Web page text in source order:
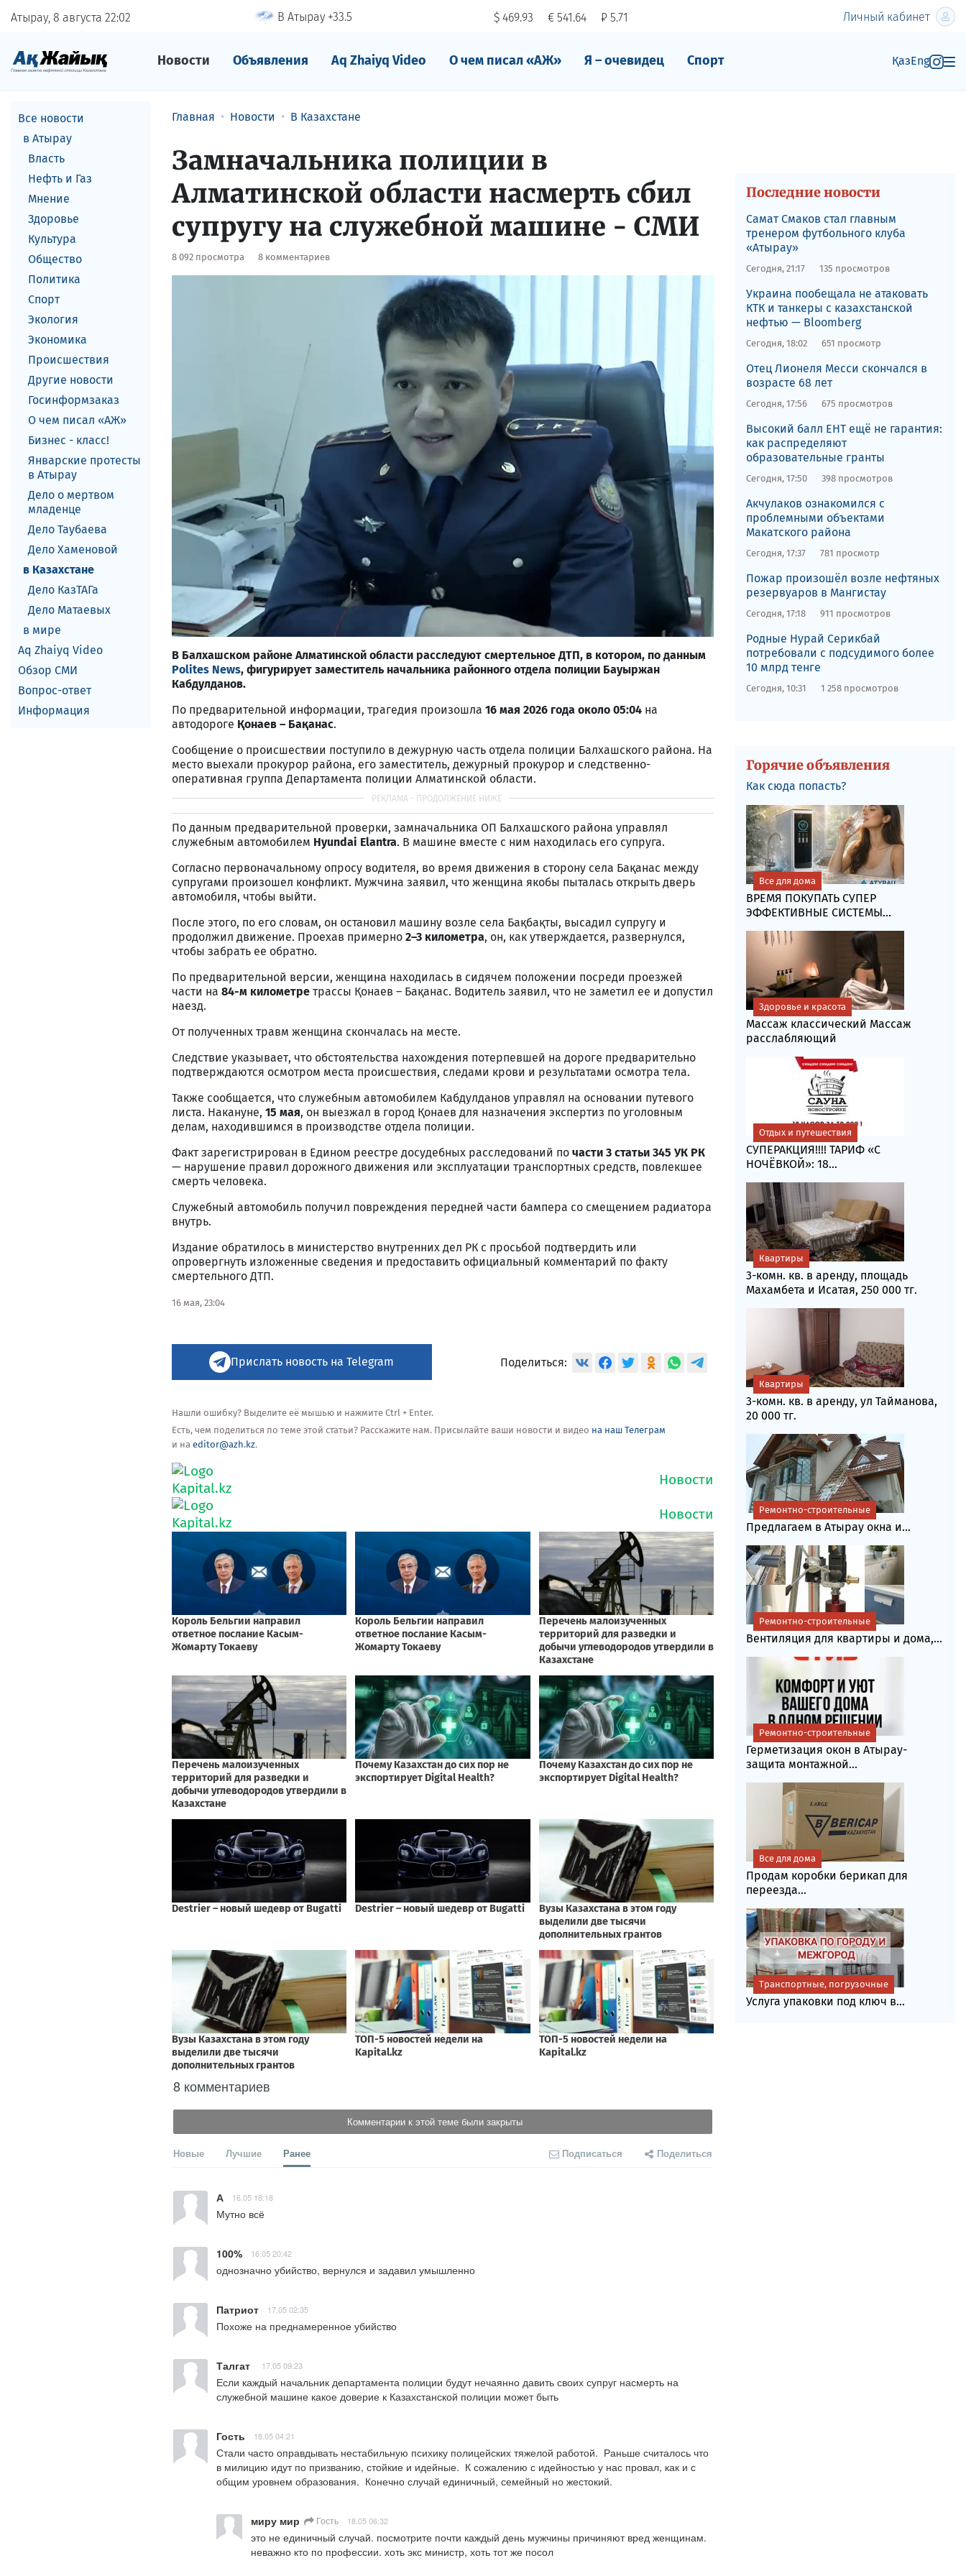
Атырау, 8 августа 22 02 В Атырау +33.5 $ 469.93 € 541.64 ₽ 5.71 Личный кабинет
Новости Объявления Aq Zhaiyq Video О чем писал «АЖ» Я – очевидец Спорт ҚазEng
Все новости
в Атырау
Власть
Нефть и Газ
Мнение
Здоровье
Культура
Общество
Политика
Спорт
Экология
Экономика
Происшествия
Другие новости
Госинформзаказ
О чем писал «АЖ»
Бизнес - класс!
Январские протесты
в Атырау
Дело о мертвом
младенце
Дело Таубаева
Дело Хаменовой
в Казахстане
Дело КазТАГа
Дело Матаевых
в мире
Aq Zhaiyq Video
Обзор СМИ
Вопрос-ответ
Информация
Главная Новости В Казахстане
​Замначальника полиции в
Алматинской области насмерть сбил
супругу на служебной машине - СМИ​
8 092 просмотра 8 комментариев
В Балхашском районе Алматинской области расследуют смертельное ДТП, в котором, по данным
Polites News, фигурирует заместитель начальника районного отдела полиции Бауыржан
Кабдулданов.
По предварительной информации, трагедия произошла 16 мая 2026 года около 05:04 на
автодороге Қонаев – Бақанас.
Сообщение о происшествии поступило в дежурную часть отдела полиции Балхашского района. На
место выехали прокурор района, его заместитель, дежурный прокурор и следственно-
оперативная группа Департамента полиции Алматинской области.
По данным предварительной проверки, замначальника ОП Балхашского района управлял
служебным автомобилем Hyundai Elantra. В машине вместе с ним находилась его супруга.
Согласно первоначальному опросу водителя, во время движения в сторону села Бақанас между
супругами произошел конфликт. Мужчина заявил, что женщина якобы пыталась открыть дверь
автомобиля, чтобы выйти.
После этого, по его словам, он остановил машину возле села Бақбақты, высадил супругу и
продолжил движение. Проехав примерно 2–3 километра, он, как утверждается, развернулся,
чтобы забрать ее обратно.
По предварительной версии, женщина находилась в сидячем положении посреди проезжей
части на 84-м километре трассы Қонаев – Бақанас. Водитель заявил, что не заметил ее и допустил
наезд.
От полученных травм женщина скончалась на месте.
Следствие указывает, что обстоятельства нахождения потерпевшей на дороге предварительно
подтверждаются осмотром места происшествия, следами крови и результатами осмотра тела.
Также сообщается, что служебным автомобилем Кабдулданов управлял на основании путевого
листа. Накануне, 15 мая, он выезжал в город Қонаев для назначения экспертиз по уголовным
делам, находившимся в производстве отдела полиции.
Факт зарегистрирован в Едином реестре досудебных расследований по части 3 статьи 345 УК РК
— нарушение правил дорожного движения или эксплуатации транспортных средств, повлекшее
смерть человека.
Служебный автомобиль получил повреждения передней части бампера со смещением радиатора
внутрь.
Издание обратилось в министерство внутренних дел РК с просьбой подтвердить или
опровергнуть изложенные сведения и предоставить официальный комментарий по факту
смертельного ДТП.
16 мая, 23:04
Прислать новость на Telegram Поделиться:
Нашли ошибку? Выделите её мышью и нажмите Ctrl + Enter.
Есть, чем поделиться по теме этой статьи? Расскажите нам. Присылайте ваши новости и видео на наш Телеграм
и на editor@azh.kz.
8 комментариев
Комментарии к этой теме были закрыты
Новые Лучшие Ранее Подписаться Поделиться
А 16.05 18:18
Мутно всё
100% 16.05 20:42
однозначно убийство, вернулся и задавил умышленно
Патриот 17.05 02:35
Похоже на преднамеренное убийство
Талгат 17.05 09:23
Если каждый начальник департамента полиции будут нечаянно давить своих супруг насмерть на
служебной машине какое доверие к Казахстанской полиции может быть
Гость 18.05 04:21
Стали часто оправдывать нестабильную психику полицейских тяжелой работой.  Раньше считалось что
в милицию идут по призванию, стойкие и идейные.  К сожалению с идейностью у нас провал, как и с
общим уровнем образования.  Конечно случай единичный, семейный но жестокий.
миру мир Гость 18.05 06:32
это не единичный случай. посмотрите почти каждый день мужчины причиняют вред женщинам.
неважно кто по профессии. хоть экс министр, хоть тот же посол
Последние новости
Самат Смаков стал главным
тренером футбольного клуба
«Атырау»
Сегодня, 21:17 135 просмотров
Украина пообещала не атаковать
КТК и танкеры с казахстанской
нефтью — Bloomberg
Сегодня, 18:02 651 просмотр
Отец Лионеля Месси скончался в
возрасте 68 лет
Сегодня, 17:56 675 просмотров
Высокий балл ЕНТ ещё не гарантия:
как распределяют
образовательные гранты
Сегодня, 17:50 398 просмотров
Акчулаков ознакомился с
проблемными объектами
Макатского района
Сегодня, 17:37 781 просмотр
Пожар произошёл возле нефтяных
резервуаров в Мангистау
Сегодня, 17:18 911 просмотров
Родные Нурай Серикбай
потребовали с подсудимого более
10 млрд тенге
Сегодня, 10:31 1 258 просмотров
Горячие объявления
Как сюда попасть?
ВРЕМЯ ПОКУПАТЬ СУПЕР
ЭФФЕКТИВНЫЕ СИСТЕМЫ...
Все для дома
Массаж классический Массаж
расслабляющий
Здоровье и красота
СУПЕРАКЦИЯ!!!! ТАРИФ «C
НОЧЁВКОЙ»: 18...
Отдых и путешествия
3-комн. кв. в аренду, площадь
Махамбета и Исатая, 250 000 тг.
Квартиры
3-комн. кв. в аренду, ул Тайманова,
20 000 тг.
Квартиры
Предлагаем в Атырау окна и...
Ремонтно-строительные
Вентиляция для квартиры и дома,...
Ремонтно-строительные
Герметизация окон в Атырау-
защита монтажной...
Ремонтно-строительные
Продам коробки берикап для
переезда...
Все для дома
Услуга упаковки под ключ в...
Транспортные, погрузочные